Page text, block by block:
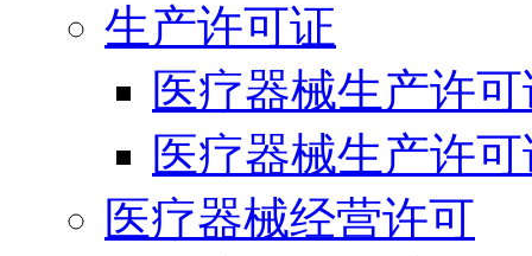
生产许可证
医疗器械生产许
医疗器械生产许
医疗器械经营许可